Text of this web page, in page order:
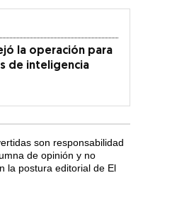
la operación para
de inteligencia
son responsabilidad
de opinión y no
la postura editorial de El